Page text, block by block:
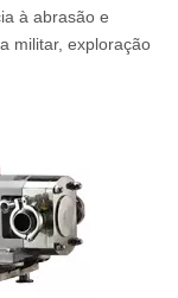
à abrasão e
militar, exploração